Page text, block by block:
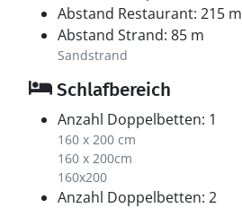
Abstand Restaurant: 215 m
Abstand Strand: 85 m
Sandstrand
Schlafbereich
Anzahl Doppelbetten: 1
160 x 200 cm
160 x 200cm
160x200
Anzahl Doppelbetten: 2